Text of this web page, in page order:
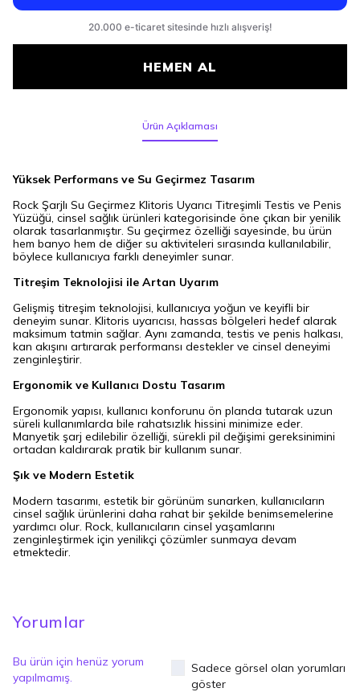
HEMEN AL
Ürün Açıklaması
Yüksek Performans ve Su Geçirmez Tasarım
Rock Şarjlı Su Geçirmez Klitoris Uyarıcı Titreşimli Testis ve Penis
Yüzüğü, cinsel sağlık ürünleri kategorisinde öne çıkan bir yenilik
olarak tasarlanmıştır. Su geçirmez özelliği sayesinde, bu ürün
hem banyo hem de diğer su aktiviteleri sırasında kullanılabilir,
böylece kullanıcıya farklı deneyimler sunar.
Titreşim Teknolojisi ile Artan Uyarım
Gelişmiş titreşim teknolojisi, kullanıcıya yoğun ve keyifli bir
deneyim sunar. Klitoris uyarıcısı, hassas bölgeleri hedef alarak
maksimum tatmin sağlar. Aynı zamanda, testis ve penis halkası,
kan akışını artırarak performansı destekler ve cinsel deneyimi
zenginleştirir.
Ergonomik ve Kullanıcı Dostu Tasarım
Ergonomik yapısı, kullanıcı konforunu ön planda tutarak uzun
süreli kullanımlarda bile rahatsızlık hissini minimize eder.
Manyetik şarj edilebilir özelliği, sürekli pil değişimi gereksinimini
ortadan kaldırarak pratik bir kullanım sunar.
Şık ve Modern Estetik
Modern tasarımı, estetik bir görünüm sunarken, kullanıcıların
cinsel sağlık ürünlerini daha rahat bir şekilde benimsemelerine
yardımcı olur. Rock, kullanıcıların cinsel yaşamlarını
zenginleştirmek için yenilikçi çözümler sunmaya devam
etmektedir.
Yorumlar
Bu ürün için henüz yorum
yapılmamış.
Sadece görsel olan yorumları
göster